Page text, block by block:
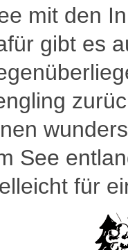
mit den
gibt es
See
für